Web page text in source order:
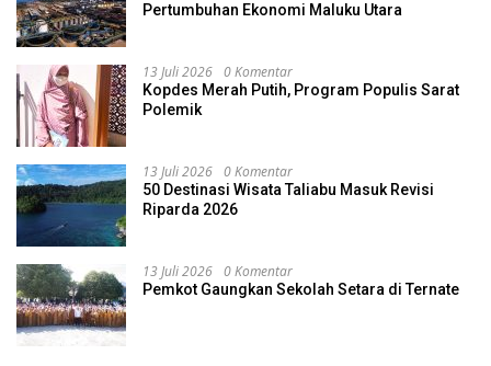
Pertumbuhan Ekonomi Maluku Utara
13 Juli 2026 0 Komentar
Kopdes Merah Putih, Program Populis Sarat
Polemik
13 Juli 2026 0 Komentar
50 Destinasi Wisata Taliabu Masuk Revisi
Riparda 2026
13 Juli 2026 0 Komentar
Pemkot Gaungkan Sekolah Setara di Ternate